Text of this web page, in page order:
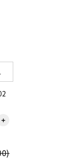
＋